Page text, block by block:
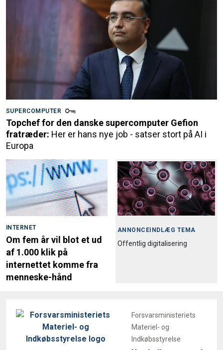
SUPERCOMPUTER
Topchef for den danske supercomputer Gefion
fratræder: Her er hans nye job - satser stort på AI i
Europa
INTERNET
Om fem år vil blot et ud
af 1.000 klik på
internettet komme fra
menneske-hånd
ANNONCEINDLÆG TEMA
Offentlig digitalisering
Forsvarsministeriets
Materiel- og
Indkøbsstyrelse